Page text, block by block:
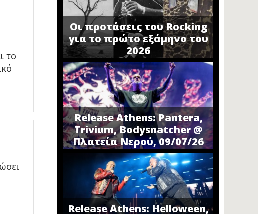
το
Οι προτάσεις του Rocking
για το πρώτο εξάμηνο του
2026
Release Athens: Pantera,
Trivium, Bodysnatcher @
Πλατεία Νερού, 09/07/26
Release Athens: Helloween,